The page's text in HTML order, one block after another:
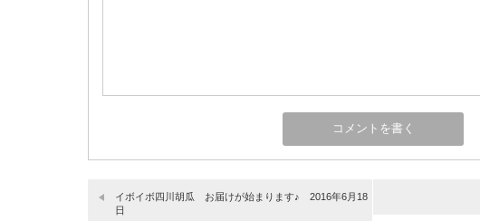
イボイボ四川胡瓜 お届けが始まります♪ 2016年6月18
日